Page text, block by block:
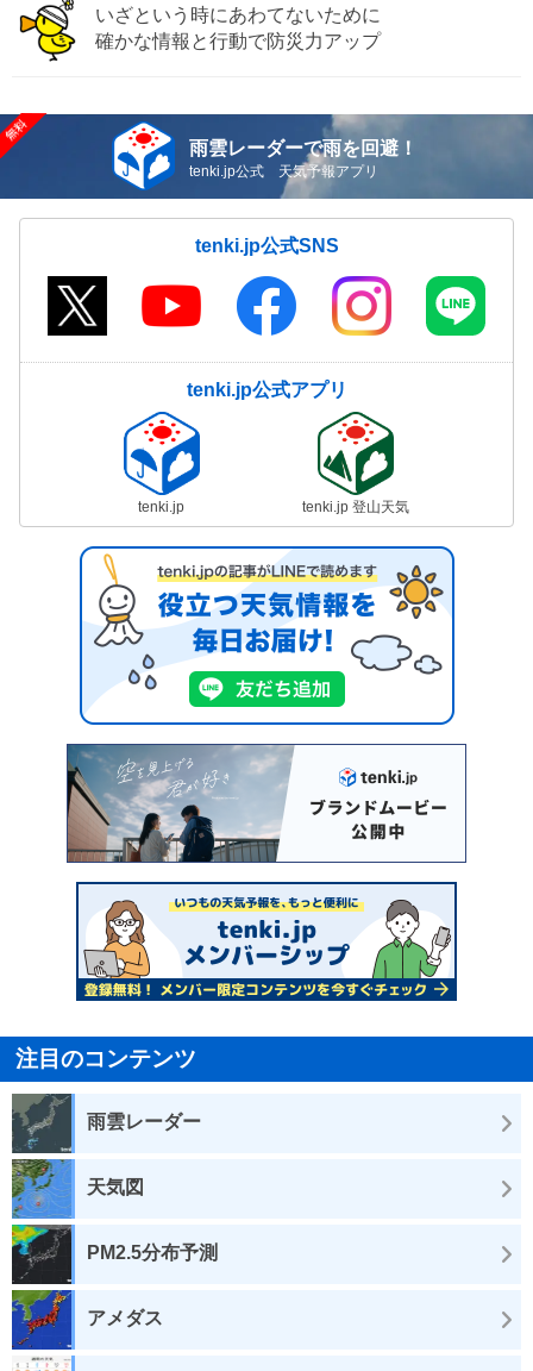
いざという時にあわてないために
確かな情報と行動で防災力アップ
雨雲レーダーで雨を回避！
tenki.jp公式 天気予報アプリ
tenki.jp公式SNS
tenki.jp公式アプリ
tenki.jp tenki.jp 登山天気
注目のコンテンツ
雨雲レーダー
天気図
PM2.5分布予測
アメダス